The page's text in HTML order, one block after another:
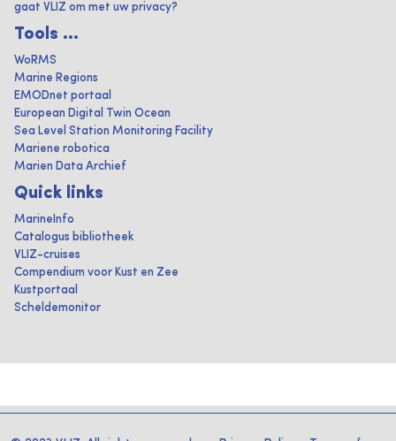
gaat VLIZ om met uw privacy?
Tools ...
WoRMS
Marine Regions
EMODnet portaal
European Digital Twin Ocean
Sea Level Station Monitoring Facility
Mariene robotica
Marien Data Archief
Quick links
MarineInfo
Catalogus bibliotheek
VLIZ-cruises
Compendium voor Kust en Zee
Kustportaal
Scheldemonitor